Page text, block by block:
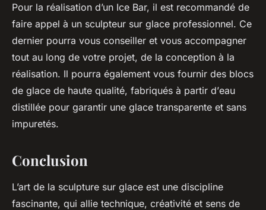
Pour la réalisation d’un Ice Bar, il est recommandé de
faire appel à un sculpteur sur glace professionnel. Ce
dernier pourra vous conseiller et vous accompagner
tout au long de votre projet, de la conception à la
réalisation. Il pourra également vous fournir des blocs
de glace de haute qualité, fabriqués à partir d’eau
distillée pour garantir une glace transparente et sans
impuretés.
Conclusion
L’art de la sculpture sur glace est une discipline
fascinante, qui allie technique, créativité et sens de